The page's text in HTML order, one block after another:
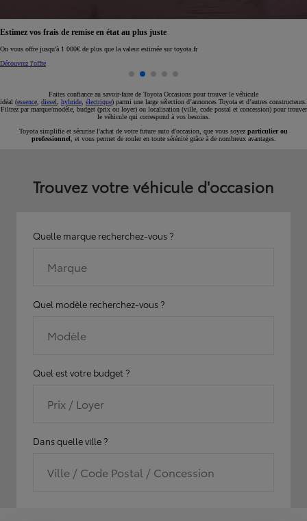
remise en état au plus juste
de plus que la valeur estimée sur toyota.fr
Faites confiance au savoir-faire de Toyota Occasions pour trouver le véhicule
idéal (essence diesel hybride électrique) parmi une large sélection d’annonces Toyota et d’autres constructeurs.
Filtrez par marque/modèle, budget (prix ou loyer) ou localisation (ville, code postal et concession) pour trouver
le véhicule qui correspond à vos besoins.
Toyota simplifie et sécurise l'achat de votre future auto d'occasion, que vous soyez particulier ou
professionnel , et vous permet de rouler en toute sérénité grâce à de nombreux avantages.
Trouvez votre véhicule d'occasion
Quelle marque recherchez-vous ?
Marque
Quel modèle recherchez-vous ?
Modèle
Quel est votre budget ?
Prix / Loyer
Dans quelle ville ?
Ville / Code Postal / Concession